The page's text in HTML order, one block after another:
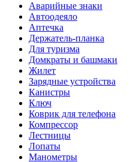
Аварийные знаки
Автоодеяло
Аптечка
Держатель-планка
Для туризма
Домкраты и башмаки
Жилет
Зарядные устройства
Канистры
Ключ
Коврик для телефона
Компрессор
Лестницы
Лопаты
Манометры